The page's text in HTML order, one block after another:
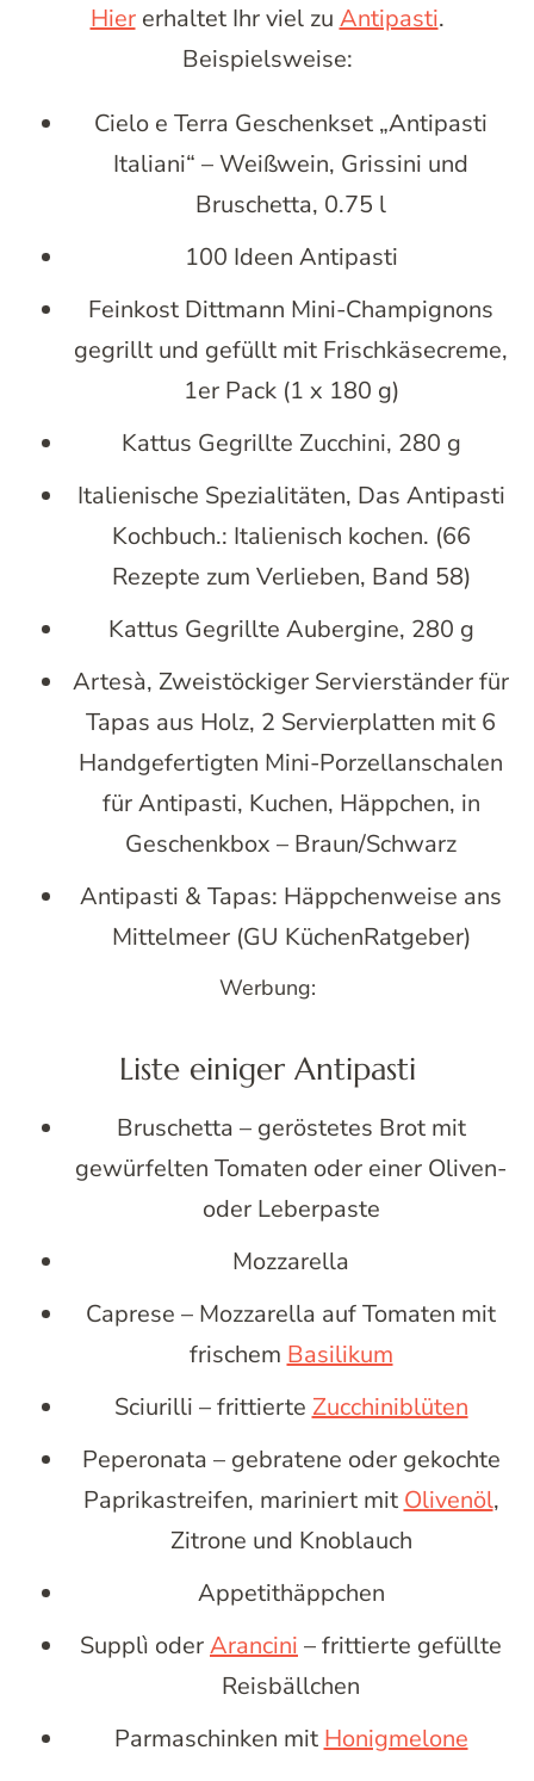
Hiererhaltet Ihr viel zu Antipasti.
Beispielsweise:
Cielo e Terra Geschenkset „Antipasti
Italiani“ – Weißwein, Grissini und
Bruschetta, 0.75 l
100 Ideen Antipasti
Feinkost Dittmann Mini-Champignons
gegrillt und gefüllt mit Frischkäsecreme,
1er Pack (1 x 180 g)
Kattus Gegrillte Zucchini, 280 g
Italienische Spezialitäten, Das Antipasti
Kochbuch.: Italienisch kochen. (66
Rezepte zum Verlieben, Band 58)
Kattus Gegrillte Aubergine, 280 g
Artesà, Zweistöckiger Servierständer für
Tapas aus Holz, 2 Servierplatten mit 6
Handgefertigten Mini-Porzellanschalen
für Antipasti, Kuchen, Häppchen, in
Geschenkbox – Braun/Schwarz
Antipasti & Tapas: Häppchenweise ans
Mittelmeer (GU KüchenRatgeber)
Werbung:
Liste einiger Antipasti
Bruschetta – geröstetes Brot mit
gewürfelten Tomaten oder einer Oliven-
oder Leberpaste
Mozzarella
Caprese – Mozzarella auf Tomaten mit
frischem Basilikum
Sciurilli – frittierte Zucchiniblüten
Peperonata – gebratene oder gekochte
Paprikastreifen, mariniert mit Olivenöl,
Zitrone und Knoblauch
Appetithäppchen
Supplì oderArancini – frittierte gefüllte
Reisbällchen
Parmaschinken mit Honigmelone